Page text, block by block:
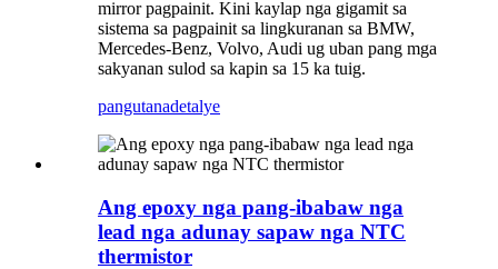
mirror pagpainit. Kini kaylap nga gigamit sa
sistema sa pagpainit sa lingkuranan sa BMW,
Mercedes-Benz, Volvo, Audi ug uban pang mga
sakyanan sulod sa kapin sa 15 ka tuig.
pangutanadetalye
Ang epoxy nga pang-ibabaw nga
lead nga adunay sapaw nga NTC
thermistor